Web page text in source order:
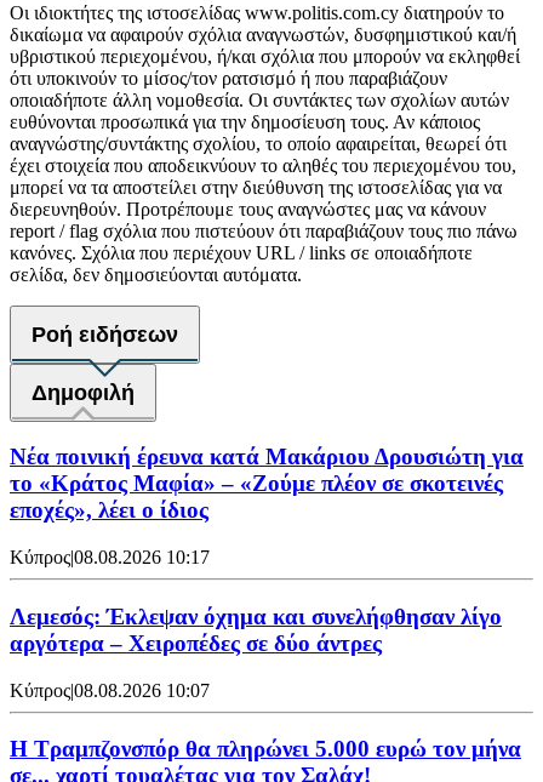
Οι ιδιοκτήτες της ιστοσελίδας www.politis.com.cy διατηρούν το
δικαίωμα να αφαιρούν σχόλια αναγνωστών, δυσφημιστικού και/ή
υβριστικού περιεχομένου, ή/και σχόλια που μπορούν να εκληφθεί
ότι υποκινούν το μίσος/τον ρατσισμό ή που παραβιάζουν
οποιαδήποτε άλλη νομοθεσία. Οι συντάκτες των σχολίων αυτών
ευθύνονται προσωπικά για την δημοσίευση τους. Αν κάποιος
αναγνώστης/συντάκτης σχολίου, το οποίο αφαιρείται, θεωρεί ότι
έχει στοιχεία που αποδεικνύουν το αληθές του περιεχομένου του,
μπορεί να τα αποστείλει στην διεύθυνση της ιστοσελίδας για να
διερευνηθούν. Προτρέπουμε τους αναγνώστες μας να κάνουν
report / flag σχόλια που πιστεύουν ότι παραβιάζουν τους πιο πάνω
κανόνες. Σχόλια που περιέχουν URL / links σε οποιαδήποτε
σελίδα, δεν δημοσιεύονται αυτόματα.
Ροή ειδήσεων
Δημοφιλή
Νέα ποινική έρευνα κατά Μακάριου Δρουσιώτη για
το «Κράτος Μαφία» – «Ζούμε πλέον σε σκοτεινές
εποχές», λέει ο ίδιος
Κύπρος|08.08.2026 10:17
Λεμεσός: Έκλεψαν όχημα και συνελήφθησαν λίγο
αργότερα – Χειροπέδες σε δύο άντρες
Κύπρος|08.08.2026 10:07
Η Τραμπζονσπόρ θα πληρώνει 5.000 ευρώ τον μήνα
σε... χαρτί τουαλέτας για τον Σαλάχ!